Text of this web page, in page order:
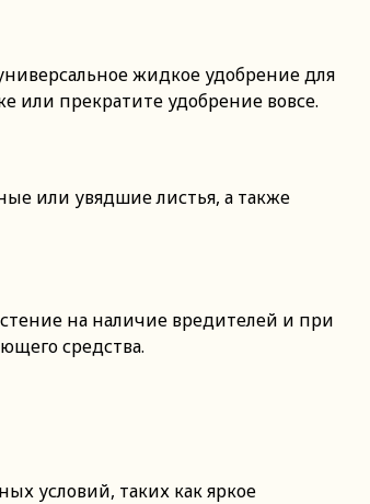
жидкое удобрение для
или прекратите удобрение вовсе.
или увядшие листья, а также
на наличие вредителей и при
средства.
условий, таких как яркое